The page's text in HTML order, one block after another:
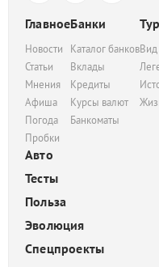
Главное
Новости
Статьи
Мнения
Афиша
Погода
Пробки
Банки
Каталог банков
Вклады
Кредиты
Курсы валют
Банкоматы
Вид
Авто
Тесты
Польза
Эволюция
Спецпроекты